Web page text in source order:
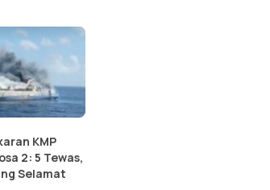
KMP
2: 5 Tewas,
Selamat